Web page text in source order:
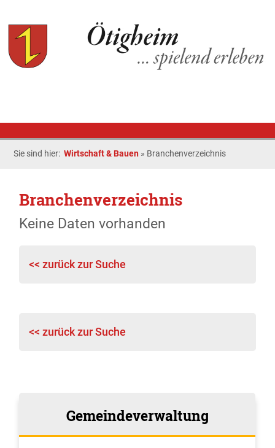
Sie sind hier:Wirtschaft & Bauen » Branchenverzeichnis
Branchenverzeichnis
Keine Daten vorhanden
<< zurück zur Suche
<< zurück zur Suche
Gemeindeverwaltung